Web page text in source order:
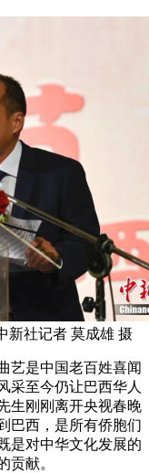
新社记者 莫成雄 摄
是中国老百姓喜闻
采至今仍让巴西华人
生刚刚离开央视春晚
巴西，是所有侨胞们
是对中华文化发展的
贡献。